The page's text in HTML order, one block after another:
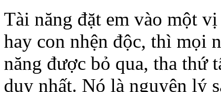
Tài năng đặt em vào một
hay con nhện độc, thì mọi
năng được bỏ qua, tha thứ
duy nhất. Nó là nguyên lý